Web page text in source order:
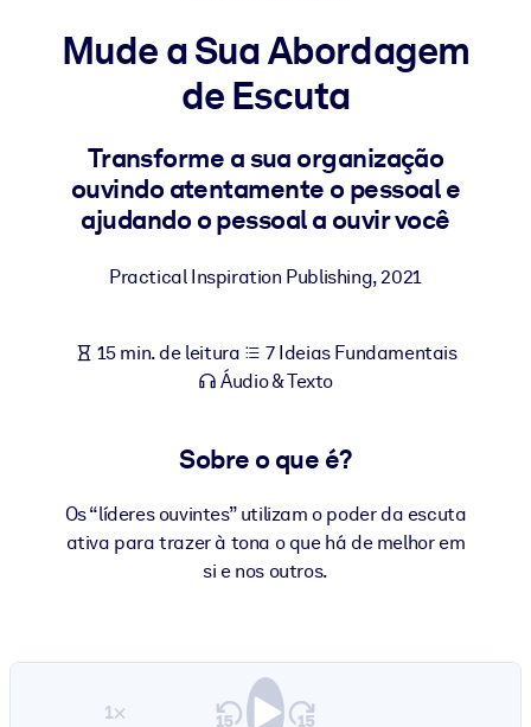
Leve conhecimento verificado e conciso para seu LMS/LXP para
resultados de aprendizagem mais sólidos.
Para bibliotecas corporativas
negócios confiável e pronto para uso.
Alimente seus sistemas de IA com conhecimento confiável e
estruturado para melhorar os resultados.
Mude a Sua Abordagem
de Escuta
Transforme a sua organização
ouvindo atentamente o pessoal e
ajudando o pessoal a ouvir você
Practical Inspiration Publishing,2021
15 min. de leitura
7 Ideias Fundamentais
Áudio & Texto
Sobre o que é?
Os “líderes ouvintes” utilizam o poder da escuta
ativa para trazer à tona o que há de melhor em
si e nos outros.
1×